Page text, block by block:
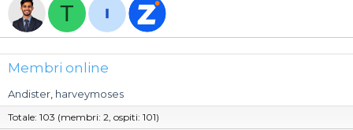
T
Membri online
Andister harveymoses
Totale: 103 (membri: 2, ospiti: 101)